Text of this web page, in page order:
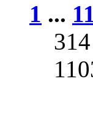
1 ...
314